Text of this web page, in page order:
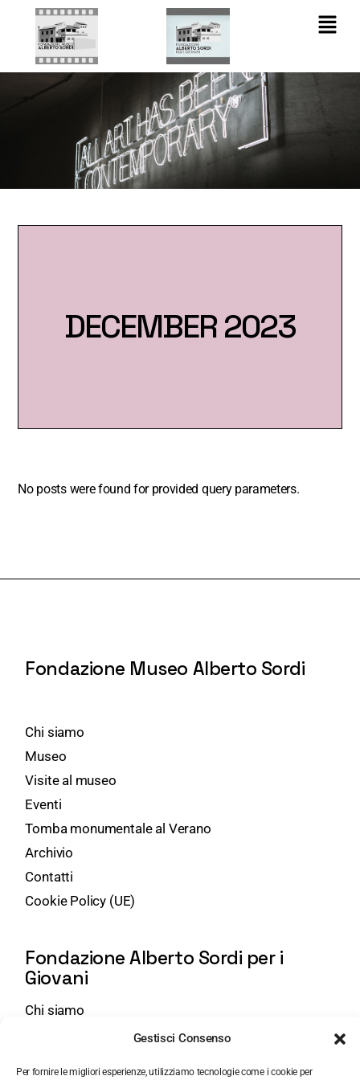
Gestisci Consenso
Per fornire le migliori esperienze, utilizziamo tecnologie come i cookie per
DECEMBER 2023
No posts were found for provided query parameters.
Fondazione Museo Alberto Sordi
Chi siamo
Museo
Visite al museo
Eventi
Tomba monumentale al Verano
Archivio
Contatti
Cookie Policy (UE)
Fondazione Alberto Sordi per i
Giovani
Chi siamo